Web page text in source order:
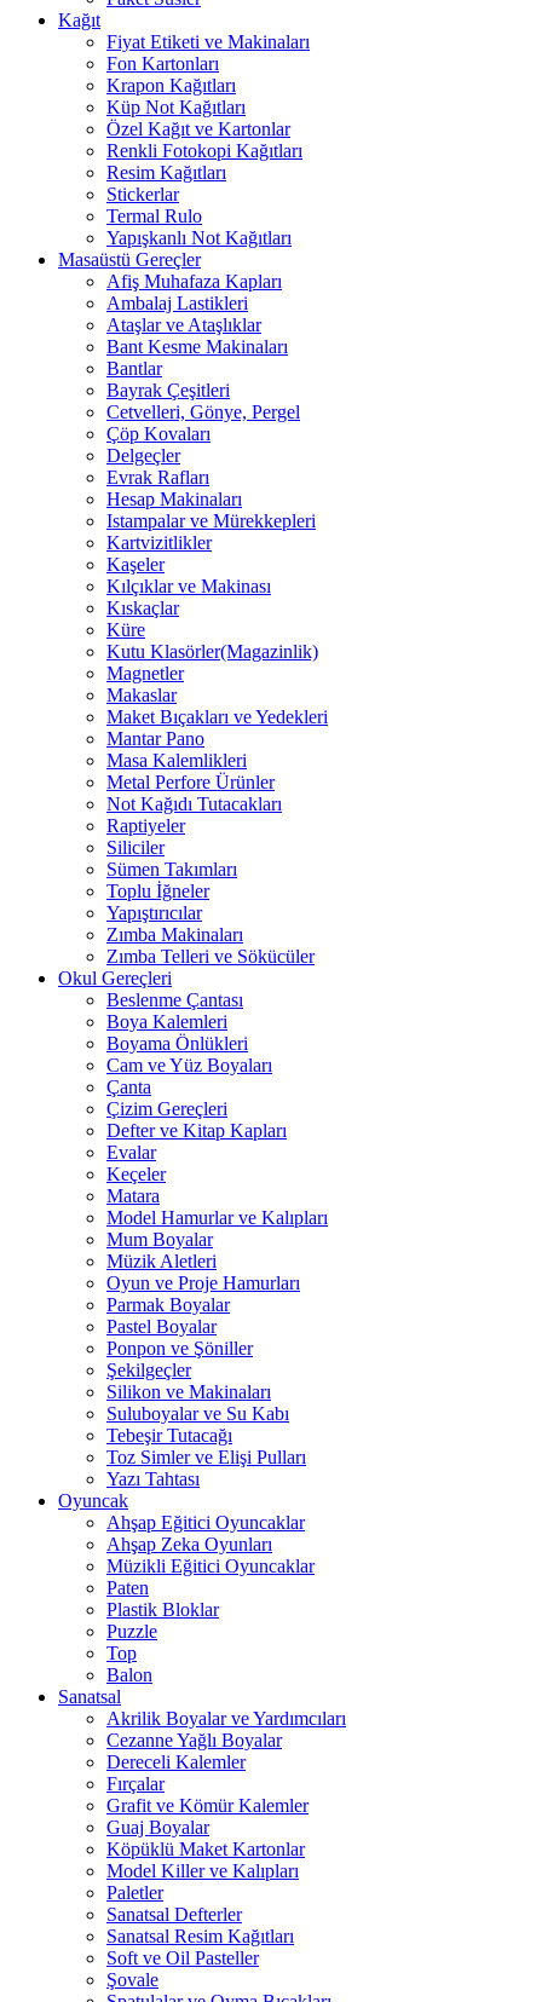
Kağıt
Fiyat Etiketi ve Makinaları
Fon Kartonları
Krapon Kağıtları
Küp Not Kağıtları
Özel Kağıt ve Kartonlar
Renkli Fotokopi Kağıtları
Resim Kağıtları
Stickerlar
Termal Rulo
Yapışkanlı Not Kağıtları
Masaüstü Gereçler
Afiş Muhafaza Kapları
Ambalaj Lastikleri
Ataşlar ve Ataşlıklar
Bant Kesme Makinaları
Bantlar
Bayrak Çeşitleri
Cetvelleri, Gönye, Pergel
Çöp Kovaları
Delgeçler
Evrak Rafları
Hesap Makinaları
Istampalar ve Mürekkepleri
Kartvizitlikler
Kaşeler
Kılçıklar ve Makinası
Kıskaçlar
Küre
Kutu Klasörler(Magazinlik)
Magnetler
Makaslar
Maket Bıçakları ve Yedekleri
Mantar Pano
Masa Kalemlikleri
Metal Perfore Ürünler
Not Kağıdı Tutacakları
Raptiyeler
Siliciler
Sümen Takımları
Toplu İğneler
Yapıştırıcılar
Zımba Makinaları
Zımba Telleri ve Sökücüler
Okul Gereçleri
Beslenme Çantası
Boya Kalemleri
Boyama Önlükleri
Cam ve Yüz Boyaları
Çanta
Çizim Gereçleri
Defter ve Kitap Kapları
Evalar
Keçeler
Matara
Model Hamurlar ve Kalıpları
Mum Boyalar
Müzik Aletleri
Oyun ve Proje Hamurları
Parmak Boyalar
Pastel Boyalar
Ponpon ve Şöniller
Şekilgeçler
Silikon ve Makinaları
Suluboyalar ve Su Kabı
Tebeşir Tutacağı
Toz Simler ve Elişi Pulları
Yazı Tahtası
Oyuncak
Ahşap Eğitici Oyuncaklar
Ahşap Zeka Oyunları
Müzikli Eğitici Oyuncaklar
Paten
Plastik Bloklar
Puzzle
Top
Balon
Sanatsal
Akrilik Boyalar ve Yardımcıları
Cezanne Yağlı Boyalar
Dereceli Kalemler
Fırçalar
Grafit ve Kömür Kalemler
Guaj Boyalar
Köpüklü Maket Kartonlar
Model Killer ve Kalıpları
Paletler
Sanatsal Defterler
Sanatsal Resim Kağıtları
Soft ve Oil Pasteller
Şovale